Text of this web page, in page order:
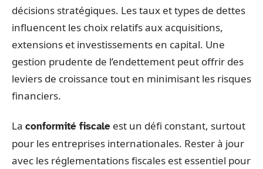
décisions stratégiques. Les taux et types de dettes
influencent les choix relatifs aux acquisitions,
extensions et investissements en capital. Une
gestion prudente de l’endettement peut offrir des
leviers de croissance tout en minimisant les risques
financiers.
La conformité fiscale est un défi constant, surtout
pour les entreprises internationales. Rester à jour
avec les réglementations fiscales est essentiel pour